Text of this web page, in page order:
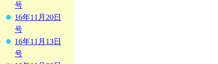
号
16年11月20日
号
16年11月13日
号